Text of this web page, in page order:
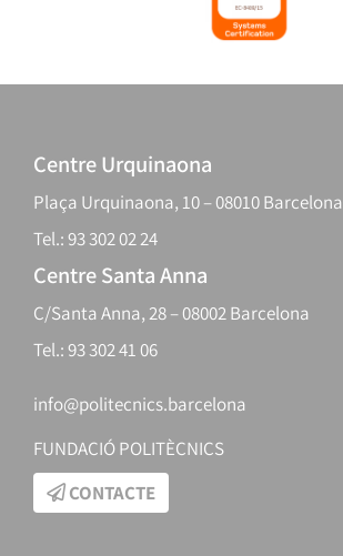
Centre Urquinaona
Plaça Urquinaona, 10 – 08010 Barcelona
Tel.: 93 302 02 24
Centre Santa Anna
C/Santa Anna, 28 – 08002 Barcelona
Tel.: 93 302 41 06
info@politecnics.barcelona
FUNDACIÓ POLITÈCNICS
CONTACTE